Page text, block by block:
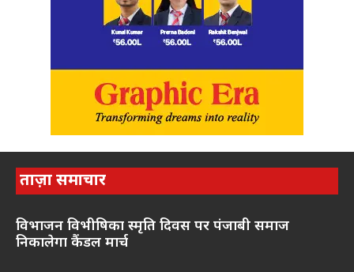
ताज़ा समाचार
विभाजन विभीषिका स्मृति दिवस पर पंजाबी समाज
निकालेगा कैंडल मार्च